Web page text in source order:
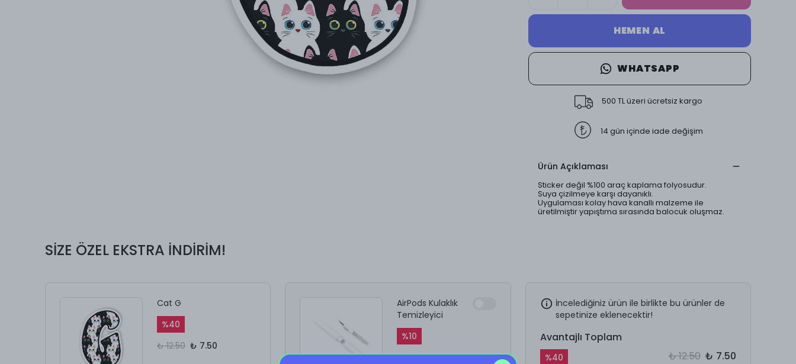
HEMEN AL
WHATSAPP
500 TL üzeri ücretsiz kargo
14 gün içinde iade değişim
Ürün Açıklaması
Sticker değil %100 araç kaplama folyosudur.
Suya çizilmeye karşı dayanıklı.
Uygulaması kolay hava kanallı malzeme ile
üretilmiştir yapıştıma sırasında balocuk oluşmaz.
SİZE ÖZEL EKSTRA İNDİRİM!
Cat G
%40
₺ 12.50 ₺ 7.50
AirPods Kulaklık
Temizleyici
%10
₺ 199.90 ₺ 179.91
İncelediğiniz ürün ile birlikte bu ürünler de
sepetinize eklenecektir!
Avantajlı Toplam
%40 ₺ 12.50 ₺ 7.50